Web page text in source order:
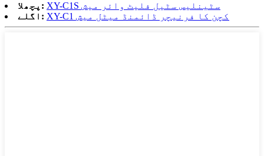
پچھلا:
XY-C1S سٹینلیس سٹیل فلیٹ وائر میش
اگلے:
XY-C1 کچن کا فرنیچر ڈائمنڈ میٹل میش